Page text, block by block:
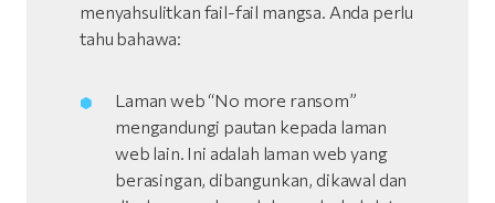
menyahsulitkan fail-fail mangsa. Anda perlu
tahu bahawa:
Laman web “No more ransom”
mengandungi pautan kepada laman
web lain. Ini adalah laman web yang
berasingan, dibangunkan, dikawal dan